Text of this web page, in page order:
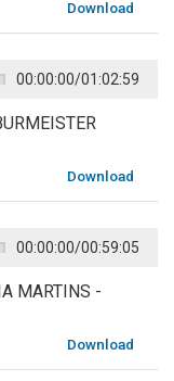
Download
00:00:00/01:02:59
Download
00:00:00/00:59:05
MARTINS -
Download